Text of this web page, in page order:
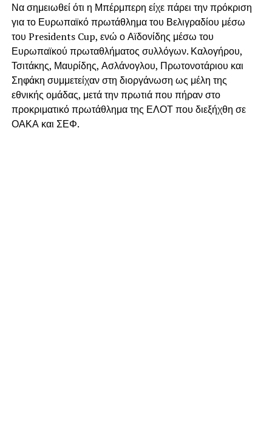
Να σημειωθεί ότι η Μπέρμπερη είχε πάρει την πρόκριση
για το Ευρωπαϊκό πρωτάθλημα του Βελιγραδίου μέσω
του Presidents Cup, ενώ ο Αϊδονίδης μέσω του
Ευρωπαϊκού πρωταθλήματος συλλόγων. Καλογήρου,
Τσιτάκης, Μαυρίδης, Ασλάνογλου, Πρωτονοτάριου και
Σηφάκη συμμετείχαν στη διοργάνωση ως μέλη της
εθνικής ομάδας, μετά την πρωτιά που πήραν στο
προκριματικό πρωτάθλημα της ΕΛΟΤ που διεξήχθη σε
ΟΑΚΑ και ΣΕΦ.